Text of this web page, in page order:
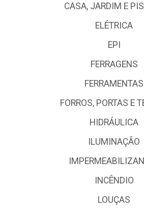
CASA, JARDIM E
ELÉTRICA
EPI
FERRAGENS
FERRAMENTAS
FORROS, PORTAS E
HIDRÁULICA
ILUMINAÇÃO
INCÊNDIO
LOUÇAS